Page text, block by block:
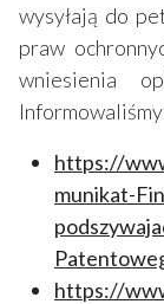
wysyłają do
praw
wniesienia
https://
munikat-
https://